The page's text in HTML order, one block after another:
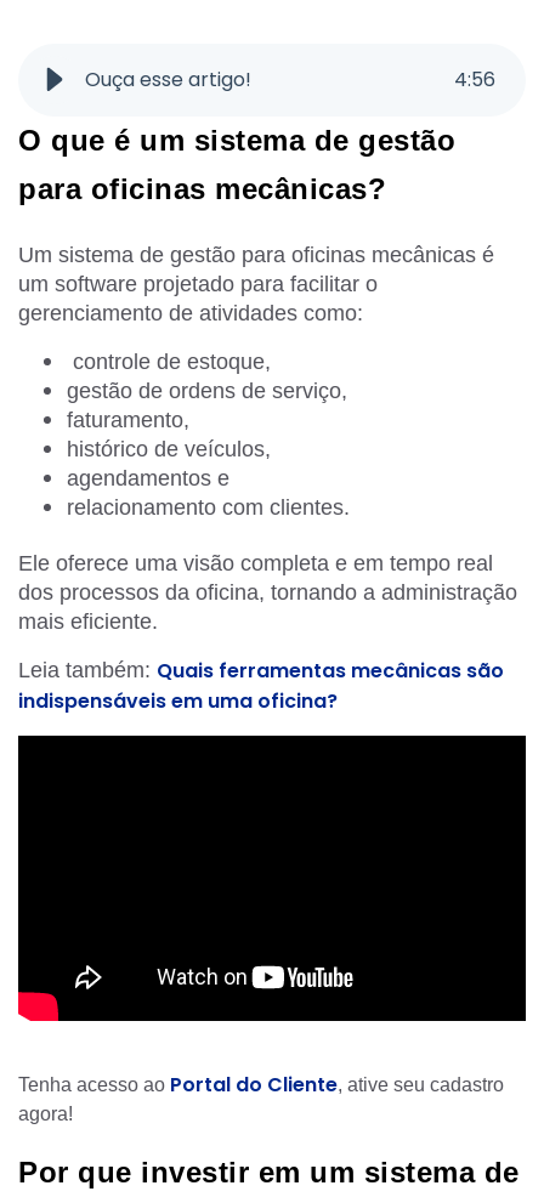
Ouça esse artigo! 4:56
O que é um sistema de gestão
para oficinas mecânicas?
Um sistema de gestão para oficinas mecânicas é
um software projetado para facilitar o
gerenciamento de atividades como:
controle de estoque,
gestão de ordens de serviço,
faturamento,
histórico de veículos,
agendamentos e
relacionamento com clientes.
Ele oferece uma visão completa e em tempo real
dos processos da oficina, tornando a administração
mais eficiente.
Leia também: Quais ferramentas mecânicas são
indispensáveis em uma oficina?
Tenha acesso ao Portal do Cliente, ative seu cadastro
agora!
Por que investir em um sistema de